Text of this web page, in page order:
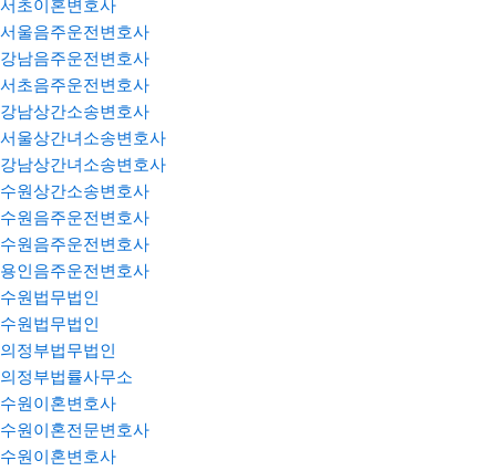
서초이혼변호사
서울음주운전변호사
강남음주운전변호사
서초음주운전변호사
강남상간소송변호사
서울상간녀소송변호사
강남상간녀소송변호사
수원상간소송변호사
수원음주운전변호사
수원음주운전변호사
용인음주운전변호사
수원법무법인
수원법무법인
의정부법무법인
의정부법률사무소
수원이혼변호사
수원이혼전문변호사
수원이혼변호사